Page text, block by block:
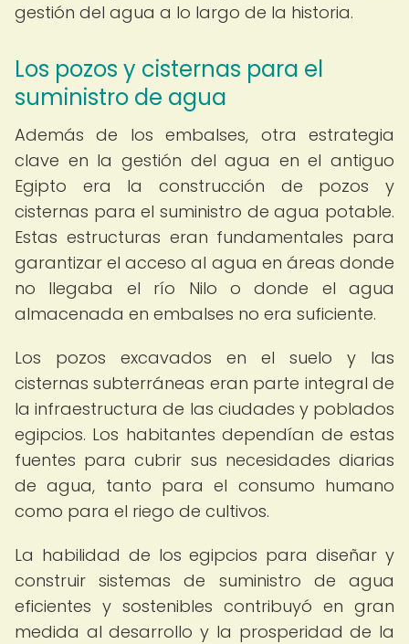
gestión del agua a lo largo de la historia.
Los pozos y cisternas para el
suministro de agua
Además de los embalses, otra estrategia
clave en la gestión del agua en el antiguo
Egipto era la construcción de pozos y
cisternas para el suministro de agua potable.
Estas estructuras eran fundamentales para
garantizar el acceso al agua en áreas donde
no llegaba el río Nilo o donde el agua
almacenada en embalses no era suficiente.
Los pozos excavados en el suelo y las
cisternas subterráneas eran parte integral de
la infraestructura de las ciudades y poblados
egipcios. Los habitantes dependían de estas
fuentes para cubrir sus necesidades diarias
de agua, tanto para el consumo humano
como para el riego de cultivos.
La habilidad de los egipcios para diseñar y
construir sistemas de suministro de agua
eficientes y sostenibles contribuyó en gran
medida al desarrollo y la prosperidad de la